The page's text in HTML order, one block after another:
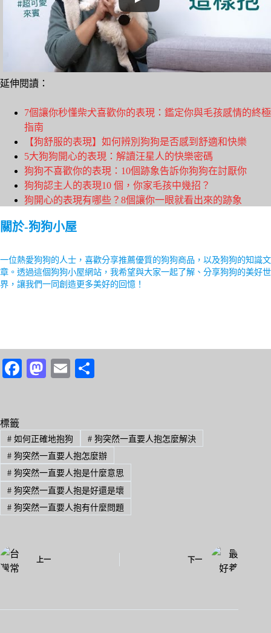
延伸閱讀：
7個讓你秒懂柴犬喜歡你的表現：鑑定你與毛孩感情的終極
指南
【狗舒服的表現】如何辨別狗狗是否感到舒適和快樂
5大狗狗開心的表現：解讀汪星人的快樂密碼
狗狗不喜歡你的表現：10個跡象告訴你狗狗在討厭你
狗狗認主人的表現10 個，你家毛孩中幾招？
狗開心的表現有哪些？8個讓你一眼就看出來的跡象
關於-狗狗小屋
一位熱愛狗狗的人士，喜歡分享推薦優質的狗狗商品，以及狗狗的知識文
章。透過這個狗狗小屋網站，我希望與大家一起了解、分享狗狗的美好世
界，讓我們一同創造更多美好的回憶！
Fa
ok
M
do
n
E
標籤
#如何正確地抱狗 #狗突然一直要人抱怎麼解決
#狗突然一直要人抱怎麼辦
#狗突然一直要人抱是什麼意思
#狗突然一直要人抱是好還是壞
#狗突然一直要人抱有什麼問題
上一 下一